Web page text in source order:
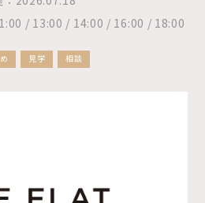
/ 13:00 / 14:00 / 16:00 / 18:00
見学 相談